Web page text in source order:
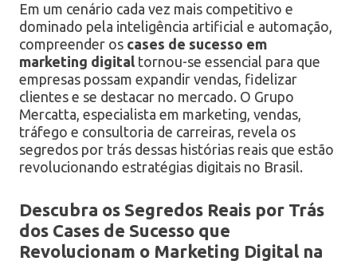
Em um cenário cada vez mais competitivo e
dominado pela inteligência artificial e automação,
compreender os cases de sucesso em
marketing digitaltornou-se essencial para que
empresas possam expandir vendas, fidelizar
clientes e se destacar no mercado. O Grupo
Mercatta, especialista em marketing, vendas,
tráfego e consultoria de carreiras, revela os
segredos por trás dessas histórias reais que estão
revolucionando estratégias digitais no Brasil.
Descubra os Segredos Reais por Trás
dos Cases de Sucesso que
Revolucionam o Marketing Digital na